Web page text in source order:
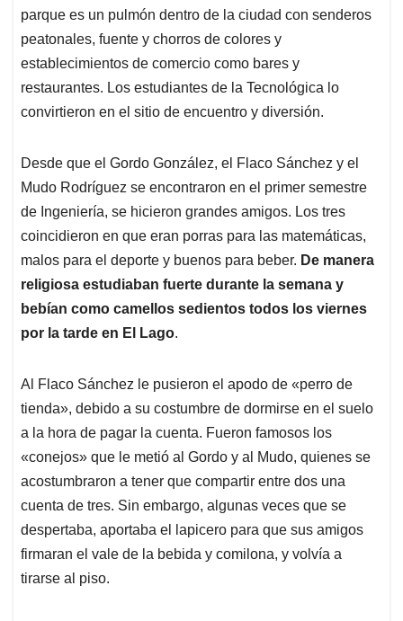
parque es un pulmón dentro de la ciudad con senderos
peatonales, fuente y chorros de colores y
establecimientos de comercio como bares y
restaurantes. Los estudiantes de la Tecnológica lo
convirtieron en el sitio de encuentro y diversión.
Desde que el Gordo González, el Flaco Sánchez y el
Mudo Rodríguez se encontraron en el primer semestre
de Ingeniería, se hicieron grandes amigos. Los tres
coincidieron en que eran porras para las matemáticas,
malos para el deporte y buenos para beber. De manera
religiosa estudiaban fuerte durante la semana y
bebían como camellos sedientos todos los viernes
por la tarde en El Lago.
Al Flaco Sánchez le pusieron el apodo de «perro de
tienda», debido a su costumbre de dormirse en el suelo
a la hora de pagar la cuenta. Fueron famosos los
«conejos» que le metió al Gordo y al Mudo, quienes se
acostumbraron a tener que compartir entre dos una
cuenta de tres. Sin embargo, algunas veces que se
despertaba, aportaba el lapicero para que sus amigos
firmaran el vale de la bebida y comilona, y volvía a
tirarse al piso.